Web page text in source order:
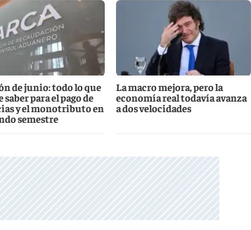
de junio: todo lo que
saber para el pago de
y el monotributo en
semestre
La macro mejora, pero la
economía real todavía avanza
a dos velocidades